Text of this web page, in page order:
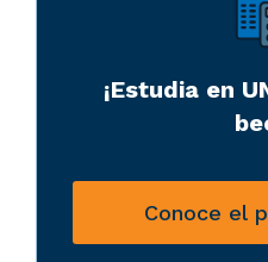
¡Estudia en
Conoce el